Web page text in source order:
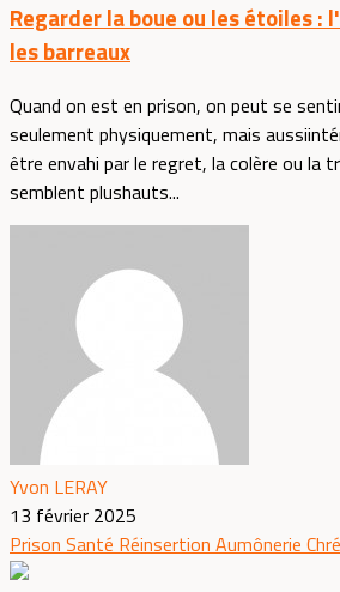
Regarder la boue ou les étoiles :
les barreaux
Quand on est en prison, on peut se
seulement physiquement, mais
être envahi par le regret, la colère ou la
semblent plushauts...
Yvon LERAY
13 février 2025
Prison Santé Réinsertion Aumônerie